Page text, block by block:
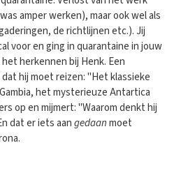
amper werken), maar ook wel als
de richtlijnen etc.). Jij
voor en ging in quarantaine in jouw
herkennen bij Henk. Een
hij moet reizen: "Het klassieke
het mysterieuze Antartica
op en mijmert: "Waarom denkt hij
dat er iets aangedaanmoet